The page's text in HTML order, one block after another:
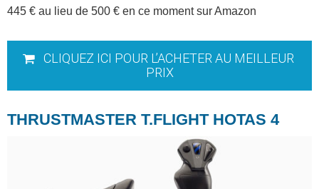
445 € au lieu de 500 € en ce moment sur Amazon
CLIQUEZ ICI POUR L’ACHETER AU MEILLEUR
PRIX
THRUSTMASTER T.FLIGHT HOTAS 4